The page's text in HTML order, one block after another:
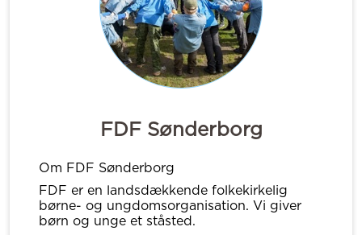
FDF Sønderborg
Om FDF Sønderborg
FDF er en landsdækkende folkekirkelig
børne- og ungdomsorganisation. Vi giver
børn og unge et ståsted.